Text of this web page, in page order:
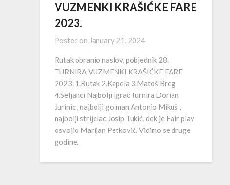
VUZMENKI KRAŠIĆKE FARE
2023.
Posted on January 21. 2024
Rutak obranio naslov, pobjednik 28.
TURNIRA VUZMENKI KRAŠIĆKE FARE
2023. 1.Rutak 2.Kapela 3.Matoš Breg
4.Seljanci Najbolji igrač turnira Dorian
Jurinic , najbolji golman Antonio Mikuš ,
najbolji strijelac Josip Tukić, dok je Fair play
osvojio Marijan Petković. Vidimo se druge
godine.